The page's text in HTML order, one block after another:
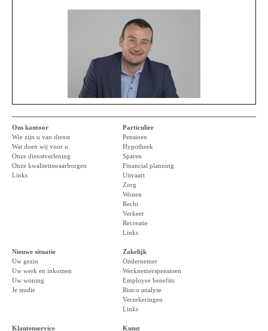
Ons kantoor
Wie zijn u van dienst
Wat doen wij voor u
Onze dienstverlening
Onze kwaliteitswaarborgen
Links
Particulier
Pensioen
Hypotheek
Sparen
Financial planning
Uitvaart
Zorg
Wonen
Recht
Verkeer
Recreatie
Links
Nieuwe situatie
Uw gezin
Uw werk en inkomen
Uw woning
Je studie
Zakelijk
Ondernemer
Werknemerspensioen
Employee benefits
Risico analyse
Verzekeringen
Links
Klantenservice Kunst